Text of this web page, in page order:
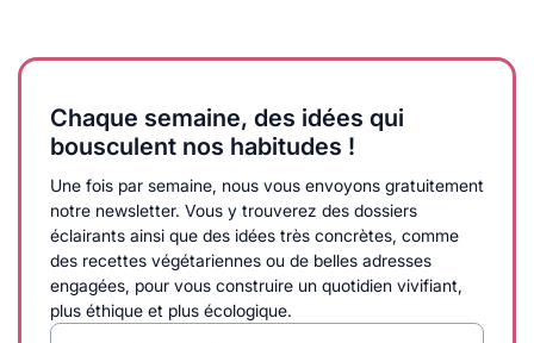
Chaque semaine, des idées qui
bousculent nos habitudes !
Une fois par semaine, nous vous envoyons gratuitement
notre newsletter. Vous y trouverez des dossiers
éclairants ainsi que des idées très concrètes, comme
des recettes végétariennes ou de belles adresses
engagées, pour vous construire un quotidien vivifiant,
plus éthique et plus écologique.